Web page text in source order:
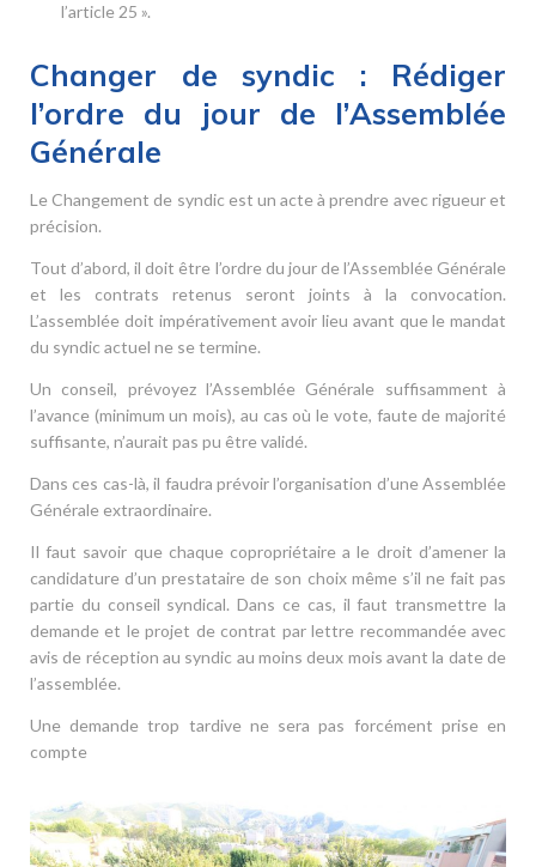
l’article 25 ».
Changer de syndic : Rédiger
l’ordre du jour de l’Assemblée
Générale
Le Changement de syndic est un acte à prendre avec rigueur et
précision.
Tout d’abord, il doit être l’ordre du jour de l’Assemblée Générale
et les contrats retenus seront joints à la convocation.
L’assemblée doit impérativement avoir lieu avant que le mandat
du syndic actuel ne se termine.
Un conseil, prévoyez l’Assemblée Générale suffisamment à
l’avance (minimum un mois), au cas où le vote, faute de majorité
suffisante, n’aurait pas pu être validé.
Dans ces cas-là, il faudra prévoir l’organisation d’une Assemblée
Générale extraordinaire.
Il faut savoir que chaque copropriétaire a le droit d’amener la
candidature d’un prestataire de son choix même s’il ne fait pas
partie du conseil syndical. Dans ce cas, il faut transmettre la
demande et le projet de contrat par lettre recommandée avec
avis de réception au syndic au moins deux mois avant la date de
l’assemblée.
Une demande trop tardive ne sera pas forcément prise en
compte